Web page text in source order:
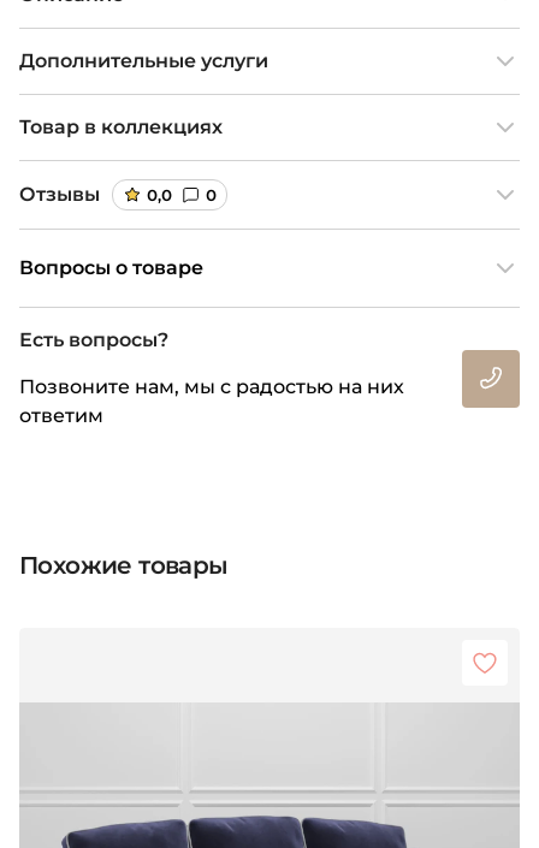
Дополнительные услуги
Товар в коллекциях
Отзывы 0,0 0
Вопросы о товаре
Есть вопросы?
Позвоните нам, мы с радостью на них
ответим
Похожие товары